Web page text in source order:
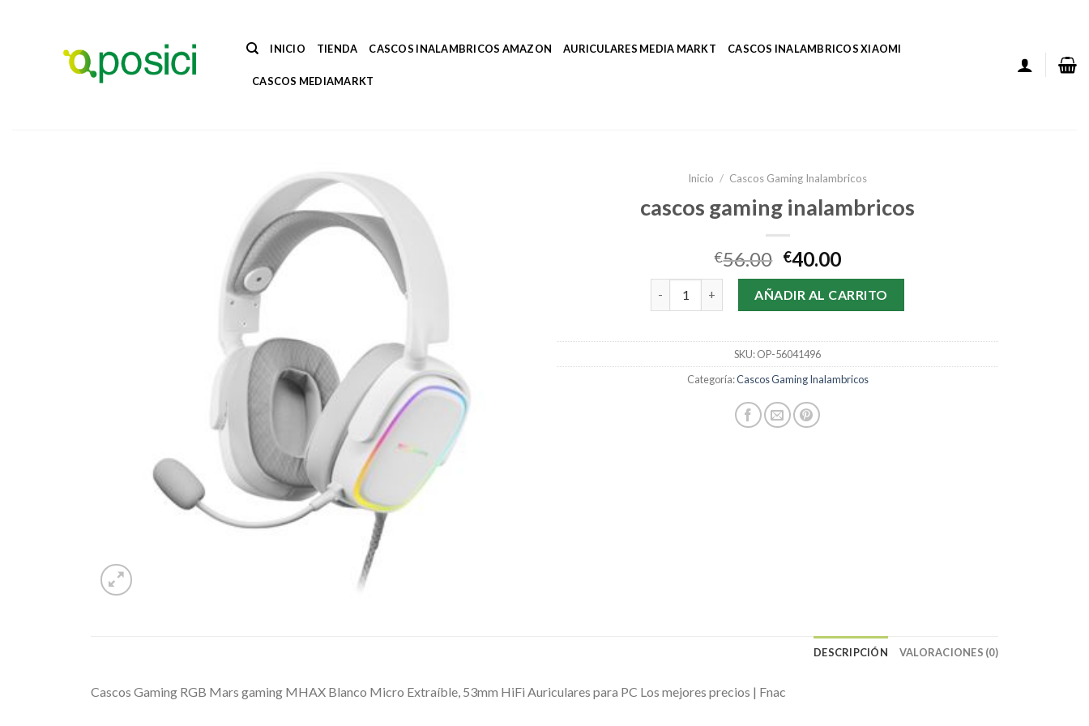
INICIO TIENDA CASCOS INALAMBRICOS AMAZON AURICULARES MEDIA MARKT CASCOS INALAMBRICOS XIAOMI
CASCOS MEDIAMARKT
Inicio / Cascos Gaming Inalambricos
cascos gaming inalambricos
€56.00 €40.00
cascos gaming inalambricos cantidad
AÑADIR AL CARRITO
SKU:OP-56041496
Categoría:Cascos Gaming Inalambricos
DESCRIPCIÓN VALORACIONES (0)
Cascos Gaming RGB Mars gaming MHAX Blanco Micro Extraíble, 53mm HiFi Auriculares para PC Los mejores precios | Fnac